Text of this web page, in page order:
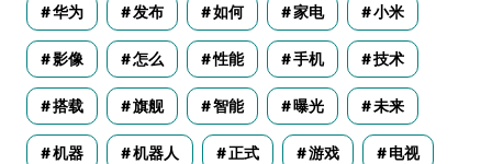
华为 发布 如何 家电 小米
影像 怎么 性能 手机 技术
搭载 旗舰 智能 曝光 未来
机器 机器人 正式 游戏 电视